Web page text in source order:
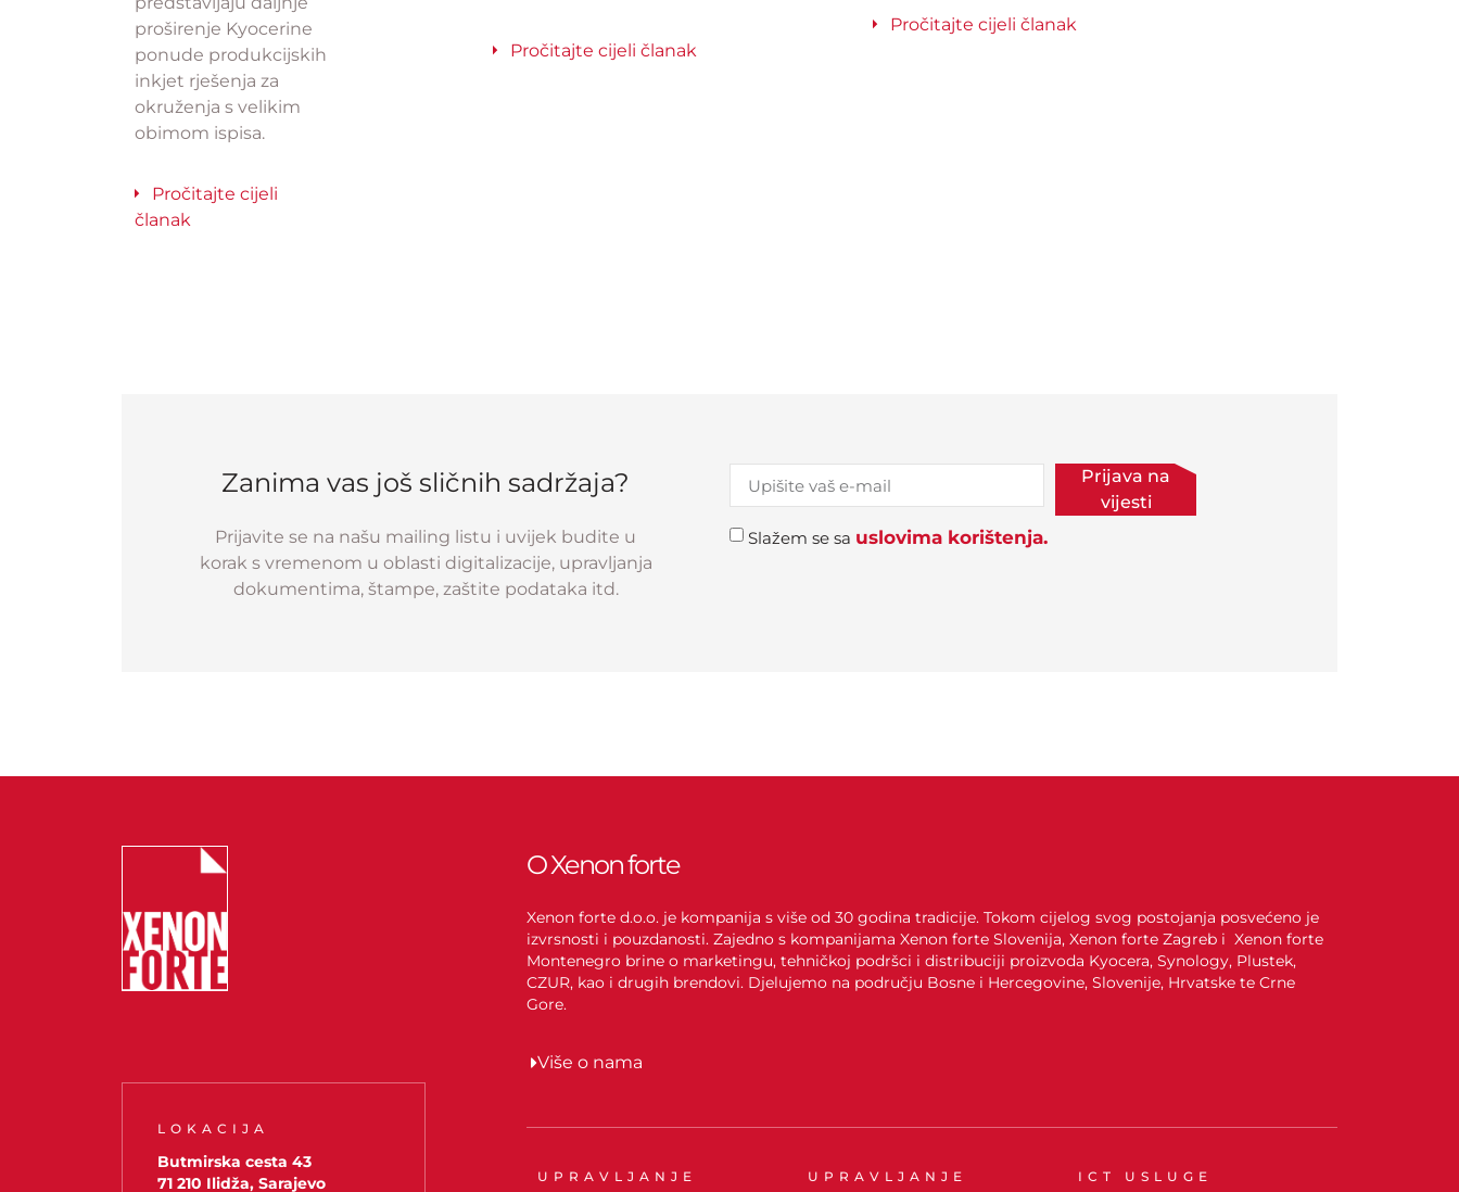
proširenje Kyocerine
ponude produkcijskih
inkjet rješenja za
okruženja s velikim
obimom ispisa.
Pročitajte cijeli
članak
Pročitajte cijeli članak
Pročitajte cijeli članak
Zanima vas još sličnih sadržaja?
Prijavite se na našu mailing listu i uvijek budite u
korak s vremenom u oblasti digitalizacije, upravljanja
dokumentima, štampe, zaštite podataka itd.
Slažem se sa uslovima korištenja.
Prijava na
vijesti
LOKACIJA
Butmirska cesta 43
71 210 Ilidža, Sarajevo
O Xenon forte
Xenon forte d.o.o. je kompanija s više od 30 godina tradicije. Tokom cijelog svog postojanja posvećeno je
izvrsnosti i pouzdanosti. Zajedno s kompanijama Xenon forte Slovenija, Xenon forte Zagreb i Xenon forte
Montenegro brine o marketingu, tehničkoj podršci i distribuciji proizvoda Kyocera, Synology, Plustek,
CZUR, kao i drugih brendovi. Djelujemo na području Bosne i Hercegovine, Slovenije, Hrvatske te Crne
Gore.
Više o nama
UPRAVLJANJE
UPRAVLJANJE
ICT USLUGE